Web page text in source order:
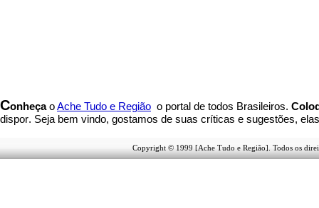
ConheçaoAche Tudo e Região o portal de todos Brasileiros.
dispor. Seja bem vindo, gostamos de suas críticas e sugestões,
Copyright © 1999 [Ache Tudo e Região]. Todos os